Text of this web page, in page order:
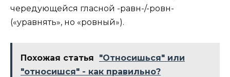
чередующейся гласной -равн-/-ровн-
(«уравнять», но «ровный»).
Похожая статья
"Относишься" или
"относишся" - как правильно?